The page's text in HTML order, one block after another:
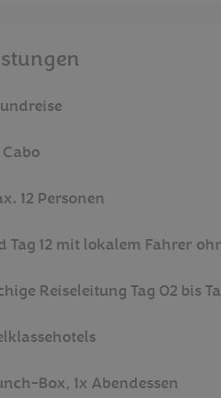
12 Personen
Tag 12 mit lokalem Fahrer
Reiseleitung Tag 02 bis
Box, 1x Abendessen